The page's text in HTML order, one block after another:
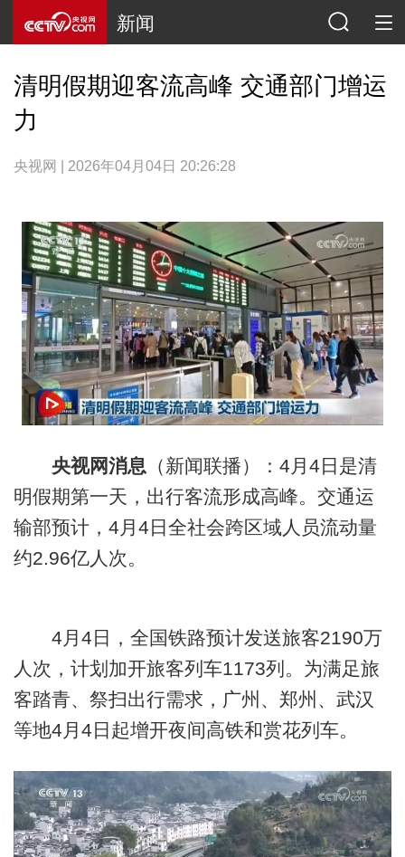
新闻
清明假期迎客流高峰 交通部门增运
力
央视网 | 2026年04月04日 20:26:28
央视网消息 （新闻联播）： 4月4日是清
明假期第一天，出行客流形成高峰。交通运
输部预计， 4月4日全社会跨区域人员流动量
约2.96亿人次。
4月4日
，全国铁路预计发送旅客2190万
人次，计划加开旅客列车1173列。为满足旅
客踏青、祭扫出行需求，广州、郑州、武汉
等地4月4日 起增开夜间高铁和赏花列车。